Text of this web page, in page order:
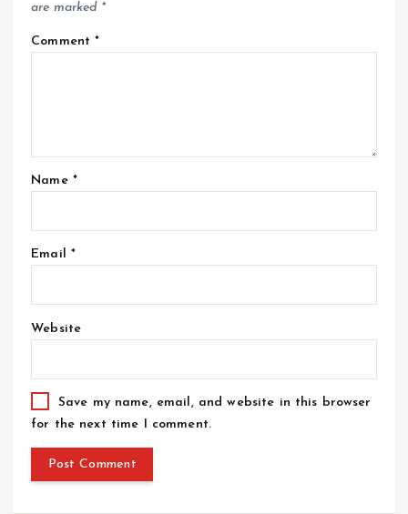
are marked *
Comment*
Name *
Email *
Website
Save my name, email, and website in this browser
for the next time I comment.